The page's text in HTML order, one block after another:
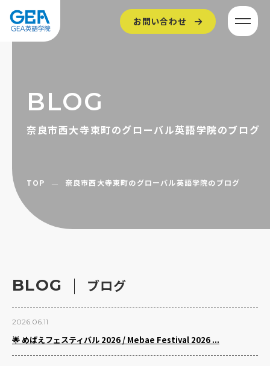
お問い合わせ
BLOG
奈良市西大寺東町のグローバル英語学院のブログ
TOP 奈良市西大寺東町のグローバル英語学院のブログ
BLOG ブログ
2026.06.11
🌟 めばえフェスティバル 2026 / Mebae Festival 2026 ...